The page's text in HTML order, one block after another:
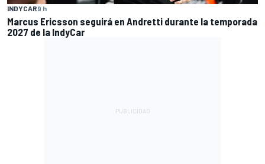
INDYCAR9 h
Marcus Ericsson seguirá en Andretti durante la temporada
2027 de la IndyCar